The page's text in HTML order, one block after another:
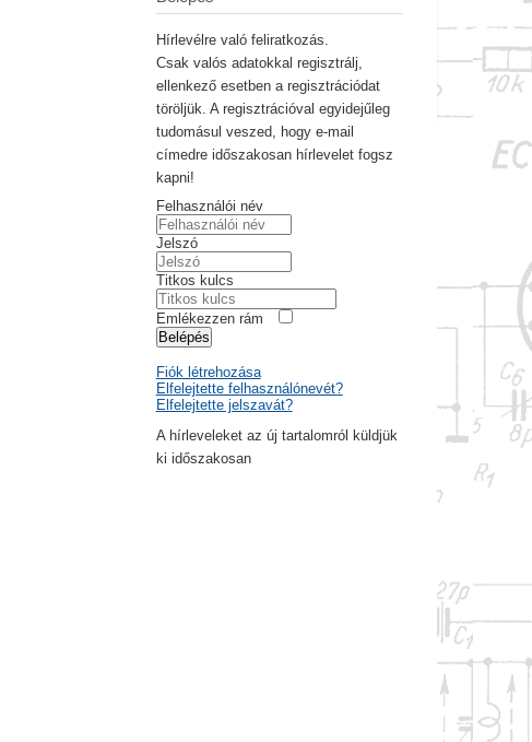
Hírlevélre való feliratkozás.
Csak valós adatokkal regisztrálj,
ellenkező esetben a regisztrációdat
töröljük. A regisztrációval egyidejűleg
tudomásul veszed, hogy e-mail
címedre időszakosan hírlevelet fogsz
kapni!
Felhasználói név
Jelszó
Titkos kulcs
Emlékezzen rám
Belépés
Fiók létrehozása
Elfelejtette felhasználónevét?
Elfelejtette jelszavát?
A hírleveleket az új tartalomról küldjük
ki időszakosan